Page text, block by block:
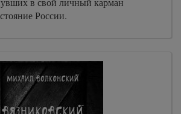
России.